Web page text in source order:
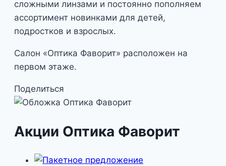
сложными линзами и постоянно пополняем
ассортимент новинками для детей,
подростков и взрослых.
Салон «Оптика Фаворит» расположен на
первом этаже.
Поделиться
Акции Оптика Фаворит